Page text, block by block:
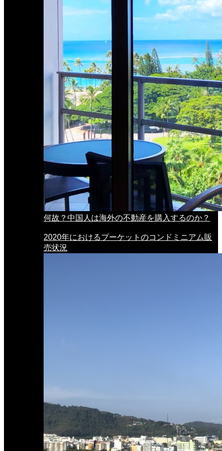
何故？中国人は海外の不動産を購入するのか？
2020年におけるプーケットのコンドミニアム販
売状況